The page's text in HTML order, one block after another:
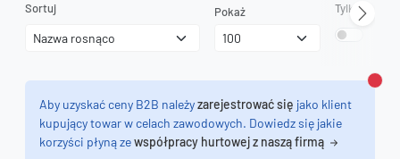
Sortuj Pokaż Tylko
Aby uzyskać ceny B2B należyzarejestrować się jako klient
kupujący towar w celach zawodowych. Dowiedz się jakie
korzyści płyną zewspółpracy hurtowej z naszą firmą